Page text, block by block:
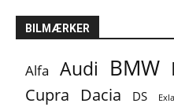
BILMÆRKER
Alfa Audi BMW
Cupra Dacia DS